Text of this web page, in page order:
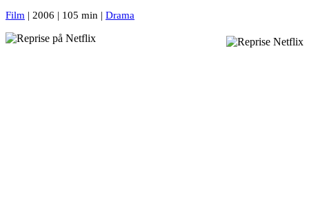
Film | 2006 | 105 min | Drama